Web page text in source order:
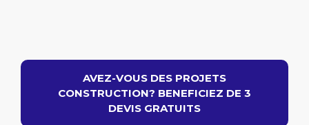
AVEZ-VOUS DES PROJETS
CONSTRUCTION? BENEFICIEZ DE 3
DEVIS GRATUITS